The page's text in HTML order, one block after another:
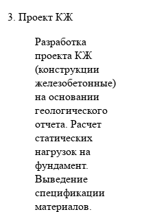
3. Проект КЖ
Разработка
проекта КЖ
(конструкции
железобетонные)
на основании
геологического
отчета. Расчет
статических
нагрузок на
фундамент.
Выведение
спецификации
материалов.